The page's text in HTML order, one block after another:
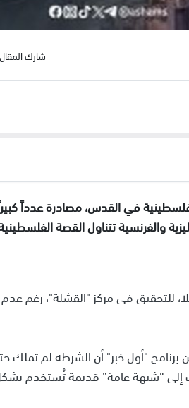
شارك المقال
في القدس، مصادرة عدداً
والفرنسية تتناول القصة
للتحقيق في مركز "القشلة"، رغم
"أول خبر" أن الشرطة لم تملك
إلى “شبهة عامة” قديمة تُستخدم